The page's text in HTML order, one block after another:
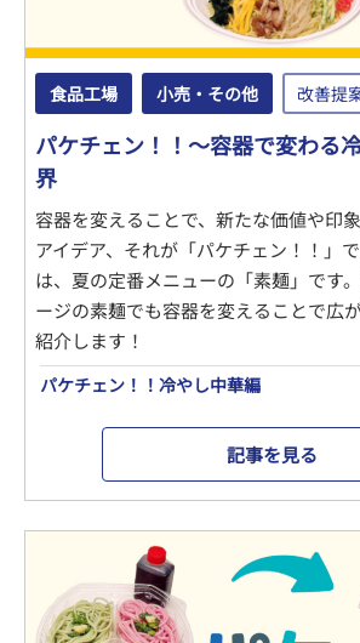
食品工場 小売・その他 改善提
パケチェン！！～容器で変わる
界
容器を変えることで、新たな価値や印
アイデア、それが「パケチェン！！」
は、夏の定番メニューの「素麺」です
ージの素麺でも容器を変えることで広
紹介します！
パケチェン！！冷やし中華編
記事を見る